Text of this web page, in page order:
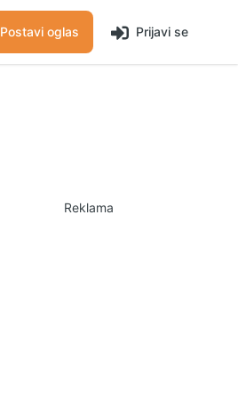
Postavi oglas Prijavi se
Reklama